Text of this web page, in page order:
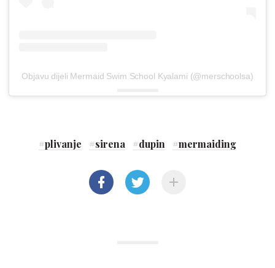
Objavu dijeli Mermaid Swim School Kyalami (@merschoolsa)
#plivanje #sirena #dupin #mermaiding